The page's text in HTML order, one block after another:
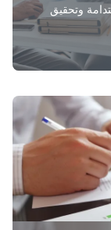
وتحقيق